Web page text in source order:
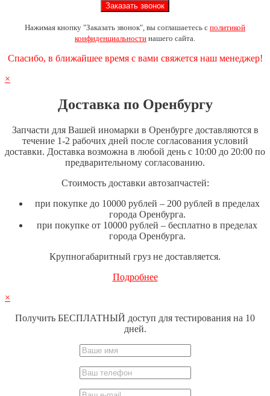
Нажимая кнопку "Заказать звонок", вы соглашаетесь с политикой
конфиденциальности нашего сайта.
Спасибо, в ближайшее время с вами свяжется наш менеджер!
×
Доставка по Оренбургу
Запчасти для Вашей иномарки в Оренбурге доставляются в
течение 1-2 рабочих дней после согласования условий
доставки. Доставка возможна в любой день с 10:00 до 20:00 по
предварительному согласованию.
Стоимость доставки автозапчастей:
при покупке до 10000 рублей – 200 рублей в пределах
города Оренбурга.
при покупке от 10000 рублей – бесплатно в пределах
города Оренбурга.
Крупногабаритный груз не доставляется.
Подробнее
×
Получить БЕСПЛАТНЫЙ доступ для тестирования на 10
дней.